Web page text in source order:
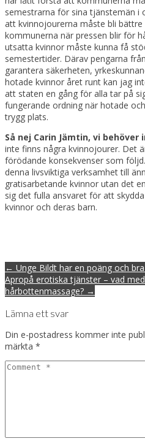
semestrarna för sina tjänstemän i
att kvinnojourerna måste bli
kommunerna när pressen blir för
utsatta kvinnor måste kunna få
semestertider. Därav pengarna
garantera säkerheten,
hotade kvinnor året runt kan jag
att staten en gång för alla tar på
fungerande ordning när hotade­
trygg plats.
Så nej Carin Jämtin, vi
inte finns några kvinnojourer. Det
förödande konsekvenser som
denna­ livsviktiga verksamhet till
gratisarbetande kvinnor utan det
sig det fulla ansvaret för att
kvinnor och deras barn.
Post
navigation
← Unge Bildt har en poäng och
Apropå erotiska tjänster – vad
hårbottenmassage? →
Lämna ett svar
Din e-postadress kommer inte
märkta *